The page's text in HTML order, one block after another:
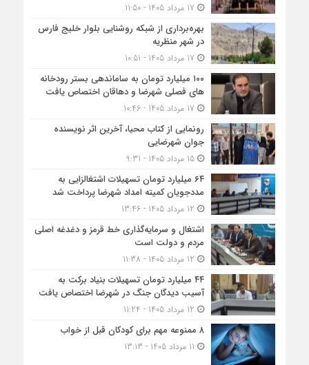
بهره‌برداری از شبکه روشنایی بلوار خلیج فارس
در شهر منظریه
۱۰۰ میلیارد تومان به ساماندهی بستر رودخانه
های فصلی شهرضا و دهاقان اختصاص یافت
رونمایی از کتاب محیا، آخرین اثر نویسنده
جوان شهرضایی
15 مرداد 1405 - 9:31
۶۴ میلیارد تومان تسهیلات اشتغالزایی به
مددجویان کمیته امداد شهرضا پرداخت شد
اشتغال و سرمایه‌گذاری خط قرمز و دغدغه اصلی
مردم و دولت است
۴۴ میلیارد تومان تسهیلات بنیاد برکت به
آسیب دیدگان جنگ در شهرضا اختصاص یافت
۸ ممنوعه مهم برای کودکان قبل از خواب